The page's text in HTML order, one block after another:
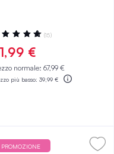
(15)
€
normale: 67,99 €
più basso: 39,99 €
PROMOZIONE